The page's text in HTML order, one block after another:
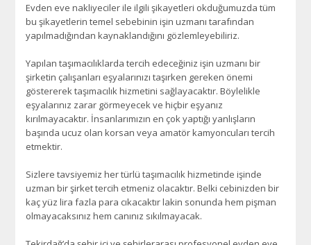
Evden eve nakliyeciler ile ilgili şikayetleri okduğumuzda tüm
bu şikayetlerin temel sebebinin işin uzmanı tarafından
yapılmadığından kaynaklandığını gözlemleyebiliriz.
Yapılan taşımacılıklarda tercih edeceğiniz işin uzmanı bir
şirketin çalışanları eşyalarınızı taşırken gereken önemi
göstererek taşımacılık hizmetini sağlayacaktır. Böylelikle
eşyalarınız zarar görmeyecek ve hiçbir eşyanız
kırılmayacaktır. İnsanlarımızın en çok yaptığı yanlışların
başında ucuz olan korsan veya amatör kamyoncuları tercih
etmektir.
Sizlere tavsiyemiz her türlü taşımacılık hizmetinde işinde
uzman bir şirket tercih etmeniz olacaktır. Belki cebinizden bir
kaç yüz lira fazla para cıkacaktır lakin sonunda hem pişman
olmayacaksınız hem canınız sıkılmayacak.